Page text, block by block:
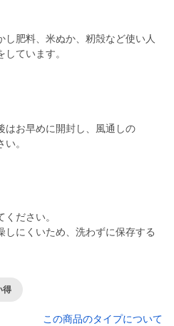
し肥料、米ぬか、籾殻など使い人
ています。
はお早めに開封し、風通しの
。
ださい。
しにくいため、洗わずに保存する
得
この商品のタイプについて